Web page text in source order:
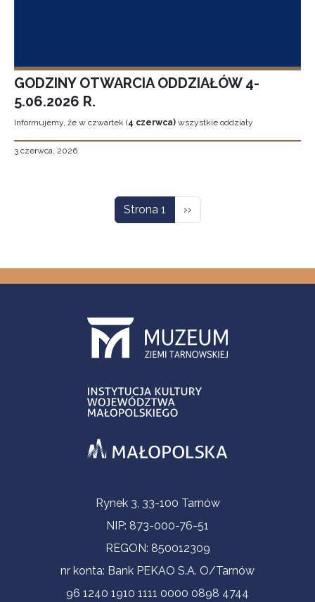
GODZINY OTWARCIA ODDZIAŁÓW 4-
5.06.2026 R.
Informujemy, że w czwartek (4 czerwca) wszystkie oddziały
3 czerwca, 2026
Strona 1 Następna strona
››
Informacje kontaktoweRynek 3, 33-100 Tarnów
NIP: 873-000-76-51
REGON: 850012309
nr konta: Bank PEKAO S.A. O/Tarnów
96 1240 1910 1111 0000 0898 4744